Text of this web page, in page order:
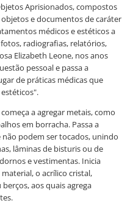
Aprisionados, compostos
e documentos de caráter
médicos e estéticos a
radiografias, relatórios,
Elizabeth Leone, nos anos
pessoal e passa a
de práticas médicas que
a agregar metais, como
em borracha. Passa a
podem ser tocados, unindo
lâminas de bisturis ou de
e vestimentas. Inicia
o acrílico cristal,
aos quais agrega